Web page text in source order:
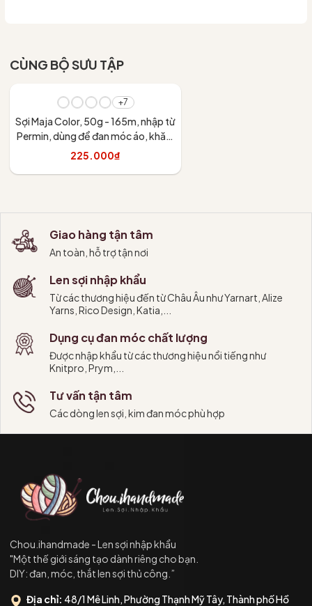
CÙNG BỘ SƯU TẬP
+7
Sợi Maja Color, 50g - 165m, nhập từ
Permin, dùng để đan móc áo, khăn,
váy
225.000₫
Giao hàng tận tâm
An toàn, hỗ trợ tận nơi
Len sợi nhập khẩu
Từ các thương hiệu đến từ Châu Âu như Yarnart, Alize
Yarns, Rico Design, Katia,...
Dụng cụ đan móc chất lượng
Được nhập khẩu từ các thương hiệu nổi tiếng như
Knitpro, Prym,...
Tư vấn tận tâm
Các dòng len sợi, kim đan móc phù hợp
Chou.ihandmade - Len sợi nhập khẩu
"Một thế giới sáng tạo dành riêng cho bạn.
DIY: đan, móc, thắt len sợi thủ công.”
Địa chỉ: 48/1 Mê Linh, Phường Thạnh Mỹ Tây, Thành phố Hồ